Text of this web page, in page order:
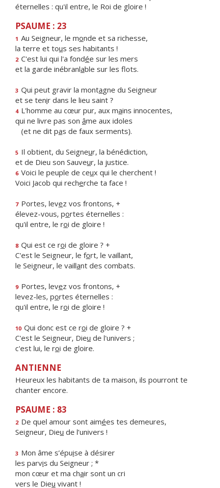
éternelles : qu'il entre, le Roi de gloire !
PSAUME : 23
1 Au Seigneur, le monde et sa richesse,
la terre et tous ses habitants !
2 C'est lui qui l'a fondée sur les mers
et la garde inébranlable sur les flots.
3 Qui peut gravir la montagne du Seigneur
et se tenir dans le lieu saint ?
4 L'homme au cœur pur, aux mains innocentes,
qui ne livre pas son âme aux idoles
(et ne dit pas de faux serments).
5 Il obtient, du Seigneur, la bénédiction,
et de Dieu son Sauveur, la justice.
6 Voici le peuple de ceux qui le cherchent !
Voici Jacob qui recherche ta face !
7 Portes, levez vos frontons, +
élevez-vous, portes éternelles :
qu'il entre, le roi de gloire !
8 Qui est ce roi de gloire ? +
C'est le Seigneur, le fort, le vaillant,
le Seigneur, le vaillant des combats.
9 Portes, levez vos frontons, +
levez-les, portes éternelles :
qu'il entre, le roi de gloire !
10 Qui donc est ce roi de gloire ? +
C'est le Seigneur, Dieu de l'univers ;
c'est lui, le roi de gloire.
ANTIENNE
Heureux les habitants de ta maison, ils pourront te
chanter encore.
PSAUME : 83
2 De quel amour sont aimées tes demeures,
Seigneur, Dieu de l’univers !
3 Mon âme s’épuise à désirer
les parvis du Seigneur ; *
mon cœur et ma chair sont un cri
vers le Dieu vivant !